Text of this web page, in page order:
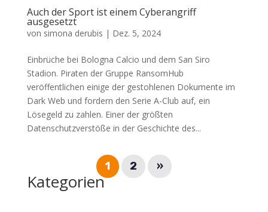
Auch der Sport ist einem Cyberangriff
ausgesetzt
von simona derubis | Dez. 5, 2024
Einbrüche bei Bologna Calcio und dem San Siro
Stadion. Piraten der Gruppe RansomHub
veröffentlichen einige der gestohlenen Dokumente im
Dark Web und fordern den Serie A-Club auf, ein
Lösegeld zu zahlen. Einer der größten
Datenschutzverstöße in der Geschichte des...
1 2 »
Kategorien